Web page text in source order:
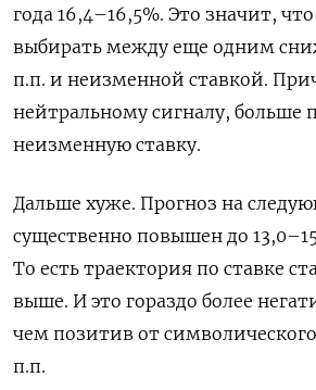
года 16,4–16,5%. Это значит,
выбирать между еще одним
п.п. и неизменной ставкой.
нейтральному сигналу, больше
неизменную ставку.
Дальше хуже. Прогноз на
существенно повышен до
То есть траектория по ставке
выше. И это гораздо более
чем позитив от
п.п.